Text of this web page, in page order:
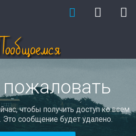
чтобы получить доступ ко всем
сообщение будет удалено.